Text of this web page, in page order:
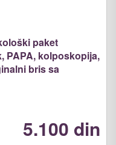
paket
PAPA, kolposkopija,
bris sa
5.100 din